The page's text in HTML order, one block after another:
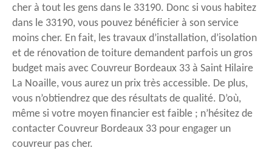
cher à tout les gens dans le 33190. Donc si vous habitez
dans le 33190, vous pouvez bénéficier à son service
moins cher. En fait, les travaux d’installation, d’isolation
et de rénovation de toiture demandent parfois un gros
budget mais avec Couvreur Bordeaux 33 à Saint Hilaire
La Noaille, vous aurez un prix très accessible. De plus,
vous n’obtiendrez que des résultats de qualité. D’où,
même si votre moyen financier est faible ; n’hésitez de
contacter Couvreur Bordeaux 33 pour engager un
couvreur pas cher.